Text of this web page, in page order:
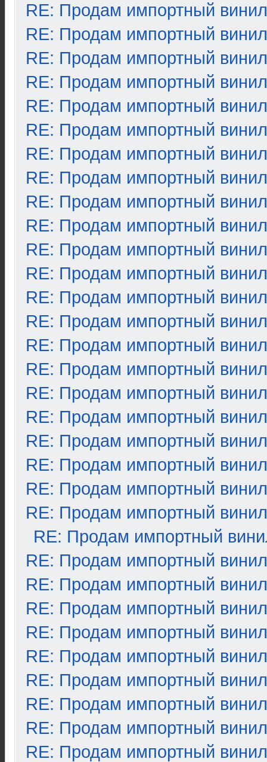
RE: Продам импортный винил
RE: Продам импортный винил
RE: Продам импортный винил
RE: Продам импортный винил
RE: Продам импортный винил
RE: Продам импортный винил
RE: Продам импортный винил
RE: Продам импортный винил
RE: Продам импортный винил
RE: Продам импортный винил
RE: Продам импортный винил
RE: Продам импортный винил
RE: Продам импортный винил
RE: Продам импортный винил
RE: Продам импортный винил
RE: Продам импортный винил
RE: Продам импортный винил
RE: Продам импортный винил
RE: Продам импортный винил
RE: Продам импортный винил
RE: Продам импортный винил
RE: Продам импортный винил
RE: Продам импортный
RE: Продам импортный винил
RE: Продам импортный винил
RE: Продам импортный винил
RE: Продам импортный винил
RE: Продам импортный винил
RE: Продам импортный винил
RE: Продам импортный винил
RE: Продам импортный винил
RE: Продам импортный винил